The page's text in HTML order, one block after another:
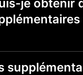
je obtenir